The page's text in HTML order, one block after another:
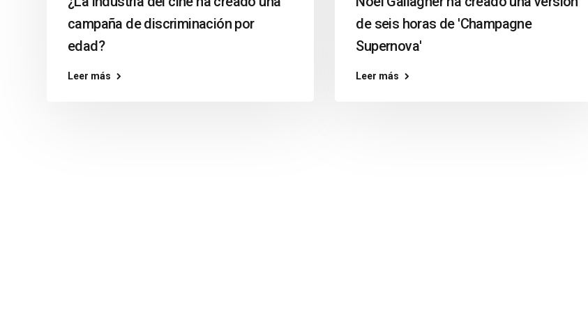
campaña de discriminación por
edad?
Leer más
de seis horas de 'Champagne
Supernova'
Leer más